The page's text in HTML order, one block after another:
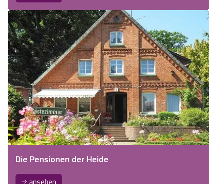
Die Pensionen der Heide
ansehen